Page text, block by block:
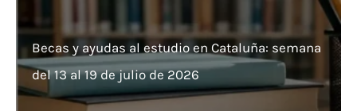
Becas y ayudas al estudio en Cataluña: semana
del 13 al 19 de julio de 2026